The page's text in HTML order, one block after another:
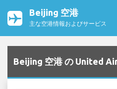
Beijing 空港
主な空港情報およびサービス
Beijing 空港 の United